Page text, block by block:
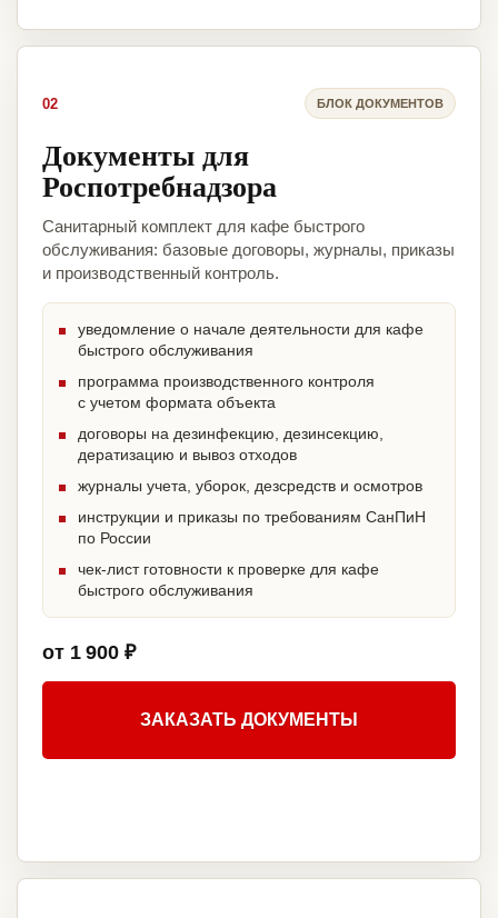
02 БЛОК ДОКУМЕНТОВ
Документы для
Роспотребнадзора
Санитарный комплект для кафе быстрого
обслуживания: базовые договоры, журналы, приказы
и производственный контроль.
уведомление о начале деятельности для кафе
быстрого обслуживания
программа производственного контроля
с учетом формата объекта
договоры на дезинфекцию, дезинсекцию,
дератизацию и вывоз отходов
журналы учета, уборок, дезсредств и осмотров
инструкции и приказы по требованиям СанПиН
по России
чек-лист готовности к проверке для кафе
быстрого обслуживания
от 1 900 ₽
ЗАКАЗАТЬ ДОКУМЕНТЫ